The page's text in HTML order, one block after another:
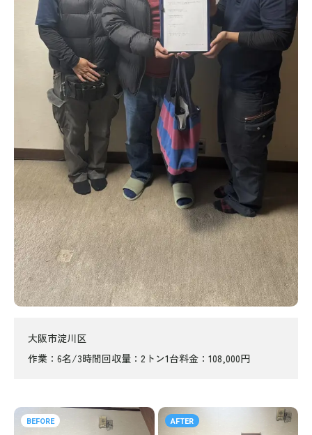
大阪市淀川区
作業
6名/3時間回収量 2トン1台料金 108,000円
BEFORE AFTER